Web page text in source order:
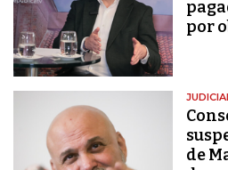
por
de